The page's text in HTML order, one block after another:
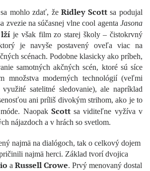
mohlo zdať, žeRidley Scottsa podujal
na súčasnej vlne cool agenta Jasona
je však film zo starej školy – čistokrvný
je navyše postavený oveľa viac na
scénach. Podobne klasicky ako príbeh,
samotných akčných scén, ktoré sú síce
množstva moderných technológií (veľmi
satelitné sledovanie), ale napríklad
ani príliš divokým strihom, ako je to
Naopak Scottsa viditeľne vyžíva v
nájazdoch a v hrách so svetlom.
najmä na dialógoch, tak o celkový dojem
najmä herci. Základ tvorí dvojica
a Russell Crowe. Prvý menovaný dostal